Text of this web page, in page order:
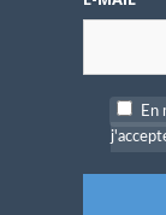
pour 2027
En